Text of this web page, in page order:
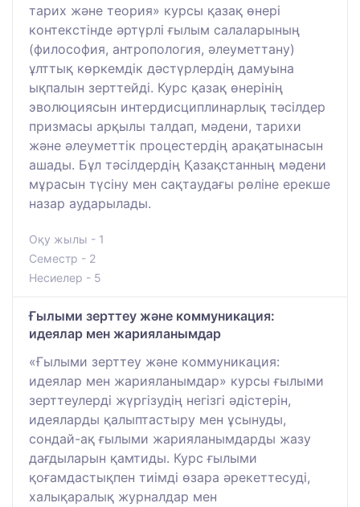
тарих және теория» курсы қазақ өнері
контекстінде әртүрлі ғылым салаларының
(философия, антропология, әлеуметтану)
ұлттық көркемдік дәстүрлердің дамуына
ықпалын зерттейді. Курс қазақ өнерінің
эволюциясын интердисциплинарлық тәсілдер
призмасы арқылы талдап, мәдени, тарихи
және әлеуметтік процестердің арақатынасын
ашады. Бұл тәсілдердің Қазақстанның мәдени
мұрасын түсіну мен сақтаудағы рөліне ерекше
назар аударылады.
Оқу жылы - 1
Семестр - 2
Несиелер - 5
Ғылыми зерттеу және коммуникация:
идеялар мен жарияланымдар
«Ғылыми зерттеу және коммуникация:
идеялар мен жарияланымдар» курсы ғылыми
зерттеулерді жүргізудің негізгі әдістерін,
идеяларды қалыптастыру мен ұсынуды,
сондай-ақ ғылыми жарияланымдарды жазу
дағдыларын қамтиды. Курс ғылыми
қоғамдастықпен тиімді өзара әрекеттесуді,
халықаралық журналдар мен